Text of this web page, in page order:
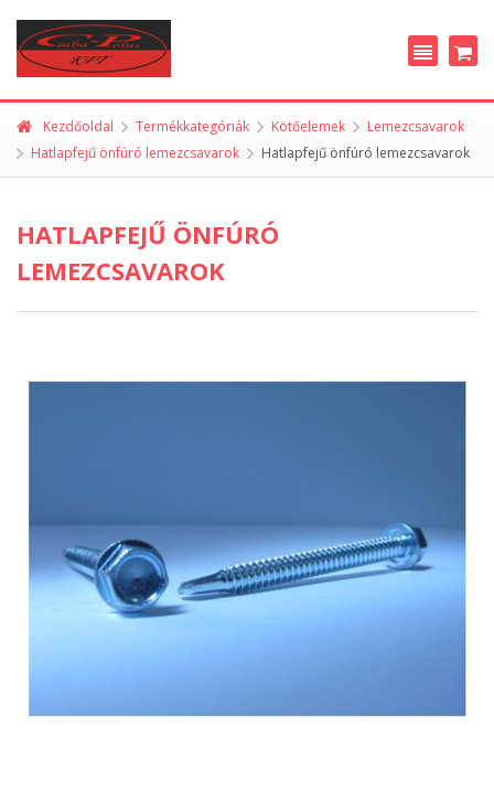
Kezdőoldal Termékkategóriák Kötőelemek
Lemezcsavarok
Hatlapfejű önfúró lemezcsavarok
Hatlapfejű önfúró lemezcsavarok
HATLAPFEJŰ ÖNFÚRÓ
LEMEZCSAVAROK